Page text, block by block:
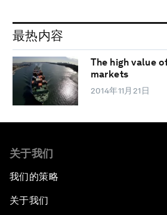
最热内容
The high value
markets
2014年11月21日
关于我们
我们的策略
关于我们